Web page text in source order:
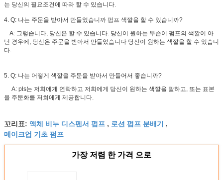
는 당신의 필요조건에 따라 할 수 있습니다.
4. Q: 나는 주문을 받아서 만들었습니까 펌프 색깔을 할 수 있습니까?
A: 그렇습니다, 당신은 할 수 있습니다. 당신이 원하는 무슨이 펌프의 색깔이 아
닌 경우에, 당신은 주문을 받아서 만들었습니다 당신이 원하는 색깔을 할 수 있습니
다.
5. Q: 나는 어떻게 색깔을 주문을 받아서 만들어서 좋습니까?
A: pls는 저희에게 연락하고 저희에게 당신이 원하는 색깔을 말하고, 또는 표본
을 주문화를 저희에게 제공합니다.
꼬리표: 액체 비누 디스펜서 펌프 , 로션 펌프 분배기 ,
메이크업 기초 펌프
가장 저렴 한 가격 으로